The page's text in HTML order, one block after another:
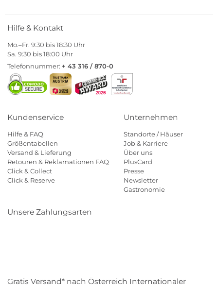
Hilfe & Kontakt
Mo.–Fr. 9:30 bis 18:30 Uhr
Sa. 9:30 bis 18:00 Uhr
Telefonnummer: + 43 316 / 870-0
Kundenservice
Hilfe & FAQ
Größentabellen
Versand & Lieferung
Retouren & Reklamationen FAQ
Click & Collect
Click & Reserve
Unternehmen
Standorte / Häuser
Job & Karriere
Über uns
PlusCard
Presse
Newsletter
Gastronomie
Unsere Zahlungsarten
Gratis Versand* nach Österreich Internationaler